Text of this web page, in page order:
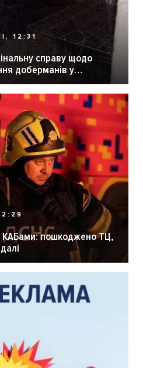
12:31
справу щодо
доберманів у
КАБами: пошкоджено ТЦ,